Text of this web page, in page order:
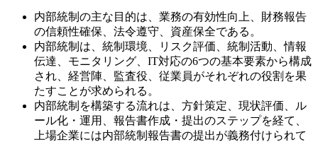
内部統制の主な目的は、業務の有効性向上、財務報告
の信頼性確保、法令遵守、資産保全である。
内部統制は、統制環境、リスク評価、統制活動、情報
伝達、モニタリング、IT対応の6つの基本要素から構成
され、経営陣、監査役、従業員がそれぞれの役割を果
たすことが求められる。
内部統制を構築する流れは、方針策定、現状評価、ル
ール化・運用、報告書作成・提出のステップを経て、
上場企業には内部統制報告書の提出が義務付けられて